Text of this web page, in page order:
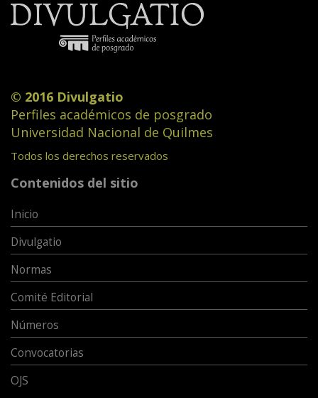
© 2016 Divulgatio
Perfiles académicos de posgrado
Universidad Nacional de Quilmes
Todos los derechos reservados
Contenidos del sitio
Inicio
Divulgatio
Normas
Comité Editorial
Números
Convocatorias
OJS